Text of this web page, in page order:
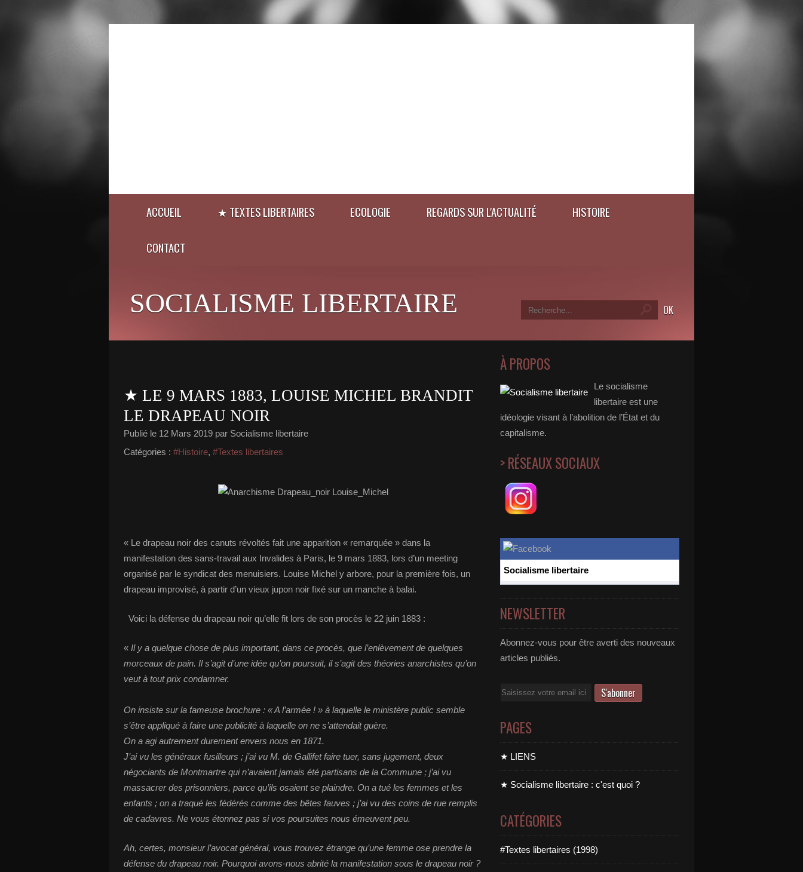
ACCUEIL ★ TEXTES LIBERTAIRES ECOLOGIE REGARDS SUR L'ACTUALITÉ HISTOIRE
CONTACT
SOCIALISME LIBERTAIRE
★ LE 9 MARS 1883, LOUISE MICHEL BRANDIT
LE DRAPEAU NOIR
Publié le 12 Mars 2019 par Socialisme libertaire
Catégories : #Histoire, #Textes libertaires
« Le drapeau noir des canuts révoltés fait une apparition « remarquée » dans la
manifestation des sans-travail aux Invalides à Paris, le 9 mars 1883, lors d’un meeting
organisé par le syndicat des menuisiers. Louise Michel y arbore, pour la première fois, un
drapeau improvisé, à partir d’un vieux jupon noir fixé sur un manche à balai.
Voici la défense du drapeau noir qu’elle fit lors de son procès le 22 juin 1883 :
« Il y a quelque chose de plus important, dans ce procès, que l’enlèvement de quelques
morceaux de pain. Il s’agit d’une idée qu’on poursuit, il s’agit des théories anarchistes qu’on
veut à tout prix condamner.
On insiste sur la fameuse brochure : « A l’armée ! » à laquelle le ministère public semble
s’être appliqué à faire une publicité à laquelle on ne s’attendait guère.
On a agi autrement durement envers nous en 1871.
J’ai vu les généraux fusilleurs ; j’ai vu M. de Gallifet faire tuer, sans jugement, deux
négociants de Montmartre qui n’avaient jamais été partisans de la Commune ; j’ai vu
massacrer des prisonniers, parce qu’ils osaient se plaindre. On a tué les femmes et les
enfants ; on a traqué les fédérés comme des bêtes fauves ; j’ai vu des coins de rue remplis
de cadavres. Ne vous étonnez pas si vos poursuites nous émeuvent peu.
Ah, certes, monsieur l’avocat général, vous trouvez étrange qu’une femme ose prendre la
défense du drapeau noir. Pourquoi avons-nous abrité la manifestation sous le drapeau noir ?
À PROPOS
Le socialisme
libertaire est une
idéologie visant à l’abolition de l’État et du
capitalisme.
> RÉSEAUX SOCIAUX
Socialisme libertaire
NEWSLETTER
Abonnez-vous pour être averti des nouveaux
articles publiés.
Email
PAGES
★ LIENS
★ Socialisme libertaire : c'est quoi ?
CATÉGORIES
#Textes libertaires (1998)